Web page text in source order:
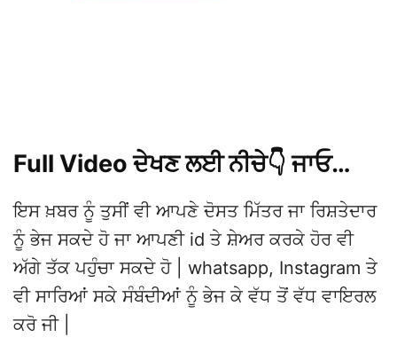
Full Video ਦੇਖਣ ਲਈ ਨੀਚੇ👇 ਜਾਓ…
ਇਸ ਖ਼ਬਰ ਨੂੰ ਤੁਸੀਂ ਵੀ ਆਪਣੇ ਦੋਸਤ ਮਿੱਤਰ ਜਾ ਰਿਸ਼ਤੇਦਾਰ
ਨੂੰ ਭੇਜ ਸਕਦੇ ਹੋ ਜਾ ਆਪਣੀ id ਤੇ ਸ਼ੇਅਰ ਕਰਕੇ ਹੋਰ ਵੀ
ਅੱਗੇ ਤੱਕ ਪਹੁੰਚਾ ਸਕਦੇ ਹੋ | whatsapp, Instagram ਤੇ
ਵੀ ਸਾਰਿਆਂ ਸਕੇ ਸੰਬੰਦੀਆਂ ਨੂੰ ਭੇਜ ਕੇ ਵੱਧ ਤੋਂ ਵੱਧ ਵਾਇਰਲ
ਕਰੋ ਜੀ |